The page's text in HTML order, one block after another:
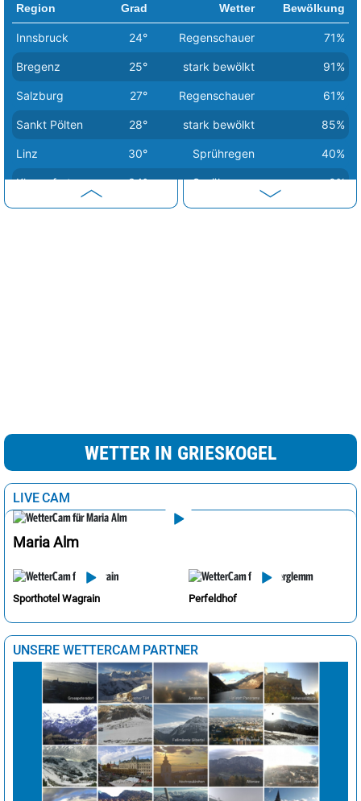
Region Grad Wetter Bewölkung
Innsbruck 24° Regenschauer 71%
Bregenz 25° stark bewölkt 91%
Salzburg 27° Regenschauer 61%
Sankt Pölten 28° stark bewölkt 85%
Linz 30° Sprühregen 40%
Klagenfurt 34° Sprühregen 0%
Wien 34° heiter 22%
WETTER IN GRIESKOGEL
LIVE CAM
Maria Alm
Sporthotel Wagrain Perfeldhof
UNSERE WETTERCAM PARTNER